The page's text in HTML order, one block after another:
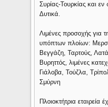
Συρίας-Τουρκίας και
Δυτικά.
Λιμένες προσοχής για
υπόπτων πλοίων:
Βεγγάζη, Ταρτούς,
Βυρηττός, λιμένες
Γιάλοβα, Τούζλα,
Σμύρνη
Πλοιοκτήτρια εταιρεία